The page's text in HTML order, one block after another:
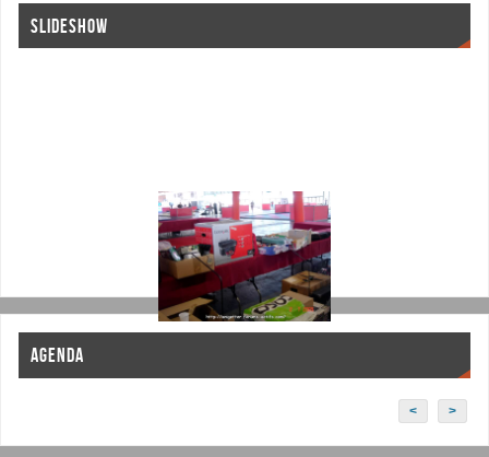
SLIDESHOW
AGENDA
< >